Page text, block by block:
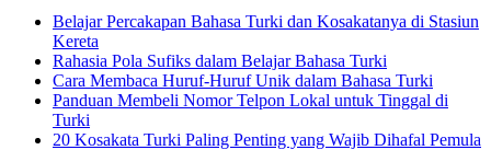
Belajar Percakapan Bahasa Turki dan Kosakatanya di Stasiun
Kereta
Rahasia Pola Sufiks dalam Belajar Bahasa Turki
Cara Membaca Huruf-Huruf Unik dalam Bahasa Turki
Panduan Membeli Nomor Telpon Lokal untuk Tinggal di
Turki
20 Kosakata Turki Paling Penting yang Wajib Dihafal Pemula